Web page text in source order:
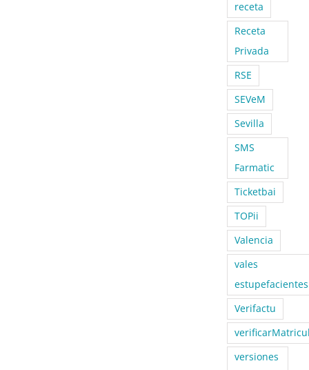
receta
Receta
Privada
RSE
SEVeM
Sevilla
SMS
Farmatic
Ticketbai
TOPii
Valencia
vales
estupefacientes
Verifactu
versiones